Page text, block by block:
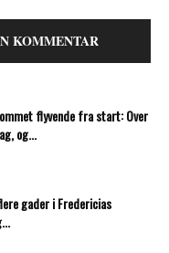
KOMMENTAR
flyvende fra start: Over
og...
gader i Fredericias